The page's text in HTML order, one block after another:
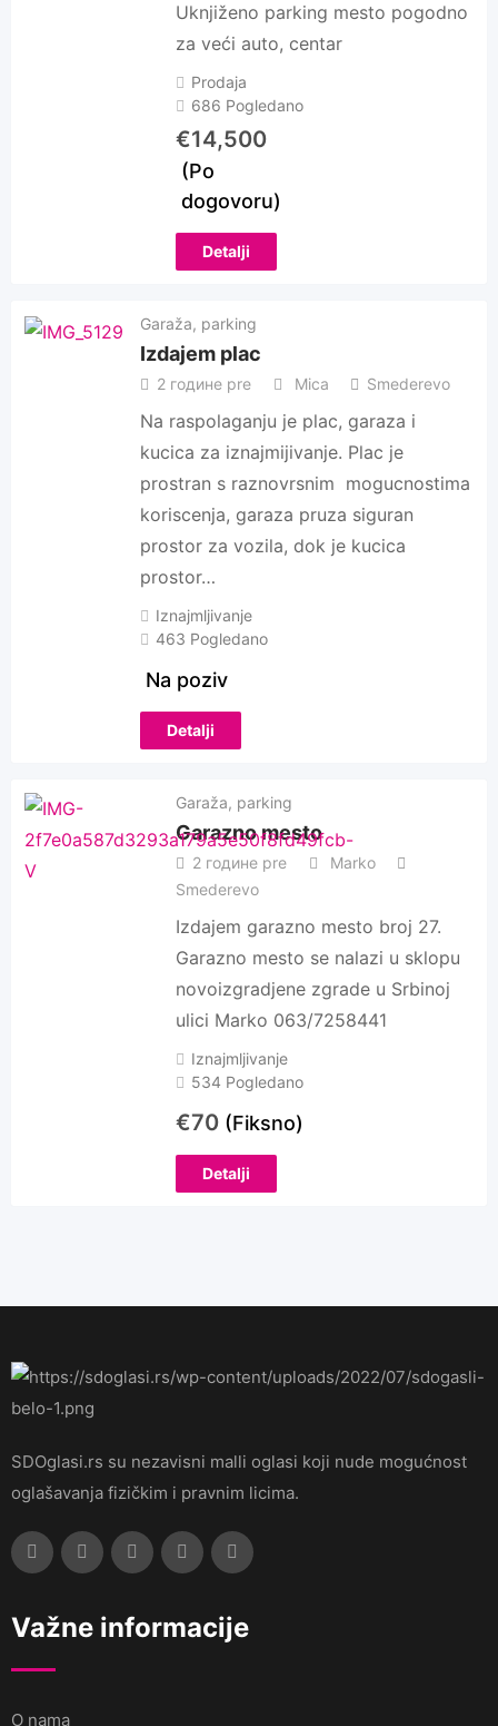
Uknjiženo parking mesto pogodno
za veći auto, centar
Prodaja
686 Pogledano
€14,500
(Po
dogovoru)
Detalji
Garaža, parking
Izdajem plac
2 године pre Mica Smederevo
Na raspolaganju je plac, garaza i
kucica za iznajmijivanje. Plac je
prostran s raznovrsnim mogucnostima
koriscenja, garaza pruza siguran
prostor za vozila, dok je kucica
prostor…
Iznajmljivanje
463 Pogledano
Na poziv
Detalji
Garaža, parking
Garazno mesto
2 године pre
Marko
Smederevo
Izdajem garazno mesto broj 27.
Garazno mesto se nalazi u sklopu
novoizgradjene zgrade u Srbinoj
ulici Marko 063/7258441
Iznajmljivanje
534 Pogledano
€70 (Fiksno)
Detalji
SDOglasi.rs su nezavisni malli oglasi koji nude mogućnost
oglašavanja fizičkim i pravnim licima.
Važne informacije
O nama